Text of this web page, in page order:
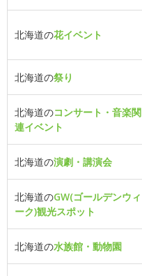
北海道の花イベント
北海道の祭り
北海道のコンサート・音楽関
連イベント
北海道の演劇・講演会
北海道のGW(ゴールデンウィ
ーク)観光スポット
北海道の水族館・動物園